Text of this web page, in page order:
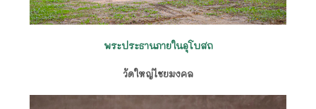
พระประธานภายในอุโบสถ
วัดใหญ่ไชยมงคล